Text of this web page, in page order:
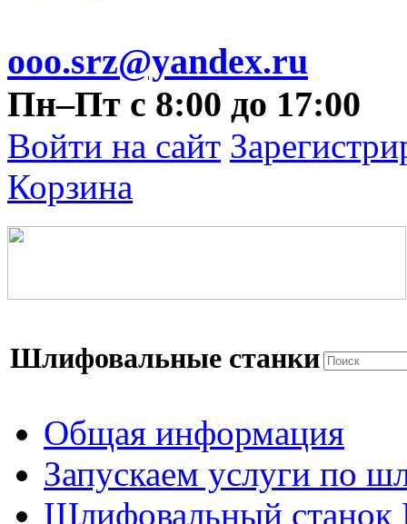
ooo.srz@yandex.ru
Пн–Пт с 8:00 до 17:00
Войти на сайт
Корзина
Шлифовальные станки
Общая информация
Запускаем услуги по
Шлифовальный